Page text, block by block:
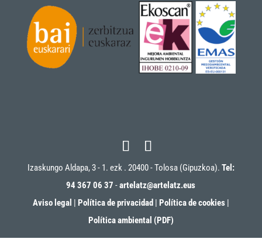
Izaskungo Aldapa, 3 - 1. ezk . 20400 - Tolosa (Gipuzkoa). Tel:
94 367 06 37 -artelatz@artelatz.eus
Aviso legal | Política de privacidad | Política de cookies|
Política ambiental (PDF)